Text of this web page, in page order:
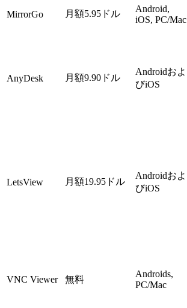
MirrorGo
月額5.95ドル
Android,
iOS, PC/Mac
AnyDesk 月額9.90ドル
Androidおよ
びiOS
LetsView 月額19.95ドル
Androidおよ
びiOS
VNC Viewer 無料
Androids,
PC/Mac